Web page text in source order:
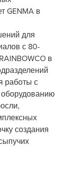
GENMA в
для
с 80-
в
работы с
создания